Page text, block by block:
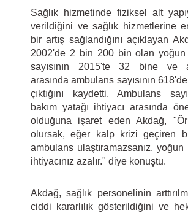
Sağlık hizmetinde fiziksel alt
verildiğini ve sağlık hizmetlerine
bir artış sağlandığını açıklayan
2002'de 2 bin 200 bin olan yoğun
sayısının 2015'te 32 bine ve
arasında ambulans sayısının
çıktığını kaydetti. Ambulans
bakım yatağı ihtiyacı arasında
olduğuna işaret eden Akdağ,
olursak, eğer kalp krizi geçiren
ambulans ulaştıramazsanız, yoğun
ihtiyacınız azalır." diye konuştu.
Akdağ, sağlık personelinin
ciddi kararlılık gösterildiğini ve